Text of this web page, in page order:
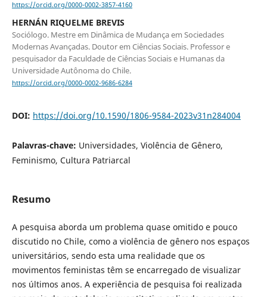
https://orcid.org/0000-0002-3857-4160
HERNÁN RIQUELME BREVIS
Sociólogo. Mestre em Dinâmica de Mudança em Sociedades
Modernas Avançadas. Doutor em Ciências Sociais. Professor e
pesquisador da Faculdade de Ciências Sociais e Humanas da
Universidade Autônoma do Chile.
https://orcid.org/0000-0002-9686-6284
DOI: https://doi.org/10.1590/1806-9584-2023v31n284004
Palavras-chave: Universidades, Violência de Gênero,
Feminismo, Cultura Patriarcal
Resumo
A pesquisa aborda um problema quase omitido e pouco
discutido no Chile, como a violência de gênero nos espaços
universitários, sendo esta uma realidade que os
movimentos feministas têm se encarregado de visualizar
nos últimos anos. A experiência de pesquisa foi realizada